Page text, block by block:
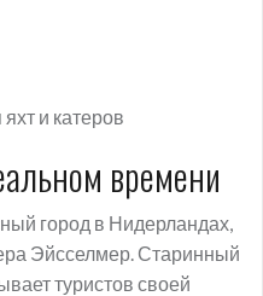
и катеров
времени
город в Нидерландах,
Эйсселмер. Старинный
туристов своей